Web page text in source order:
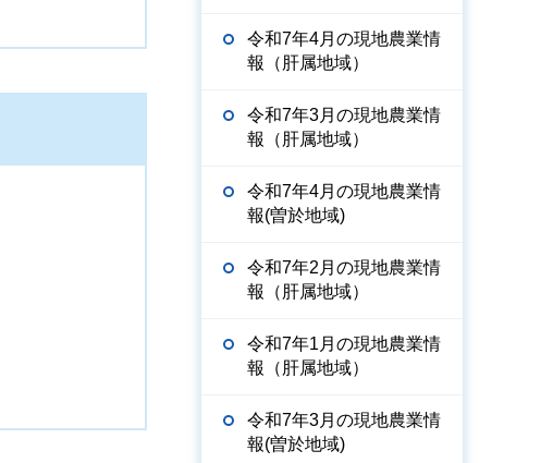
令和7年4月の現地農業情
報（肝属地域）
令和7年3月の現地農業情
報（肝属地域）
令和7年4月の現地農業情
報(曽於地域)
令和7年2月の現地農業情
報（肝属地域）
令和7年1月の現地農業情
報（肝属地域）
令和7年3月の現地農業情
報(曽於地域)